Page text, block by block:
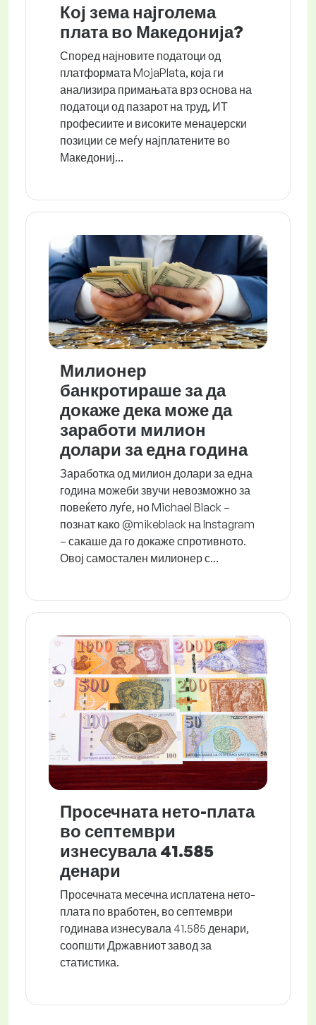
Кој зема најголема
плата во Македонија?
Според најновите податоци од
платформата MojaPlata, која ги
анализира примањата врз основа на
податоци од пазарот на труд, ИТ
професиите и високите менаџерски
позиции се меѓу најплатените во
Македониј...
Милионер
банкротираше за да
докаже дека може да
заработи милион
долари за една година
Заработка од милион долари за една
година можеби звучи невозможно за
повеќето луѓе, но Michael Black –
познат како @mikeblack на Instagram
– сакаше да го докаже спротивното.
Овој самостален милионер с...
Просечната нето-плата
во септември
изнесувала 41.585
денари
Просечната месечна исплатена нето-
плата по вработен, во септември
годинава изнесувала 41.585 денари,
соопшти Државниот завод за
статистика.